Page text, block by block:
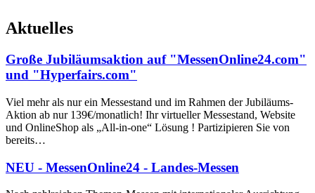
Aktuelles
Große Jubiläumsaktion auf "MessenOnline24.com"
und "Hyperfairs.com"
Viel mehr als nur ein Messestand und im Rahmen der Jubiläums-
Aktion ab nur 139€/monatlich! Ihr virtueller Messestand, Website
und OnlineShop als „All-in-one“ Lösung ! Partizipieren Sie von
bereits…
NEU - MessenOnline24 - Landes-Messen